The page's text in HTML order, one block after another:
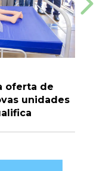
medidas para
e facilitar